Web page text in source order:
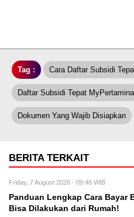
Tag : Cara Daftar Subsidi
Daftar Subsidi Tepat MyPertamina
Dokumen Yang Wajib Disiapkan
BERITA TERKAIT
Friday, 7 August 2026 - 09:48 WIB
Panduan Lengkap Cara Bayar
Bisa Dilakukan dari Rumah!